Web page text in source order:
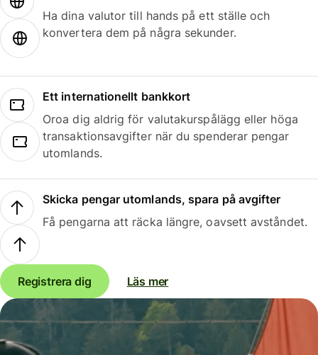
Ha dina valutor till hands på ett ställe och
konvertera dem på några sekunder.
Ett internationellt bankkort
Oroa dig aldrig för valutakurspålägg eller höga
transaktionsavgifter när du spenderar pengar
utomlands.
Skicka pengar utomlands, spara på avgifter
Få pengarna att räcka längre, oavsett avståndet.
Registrera dig Läs mer